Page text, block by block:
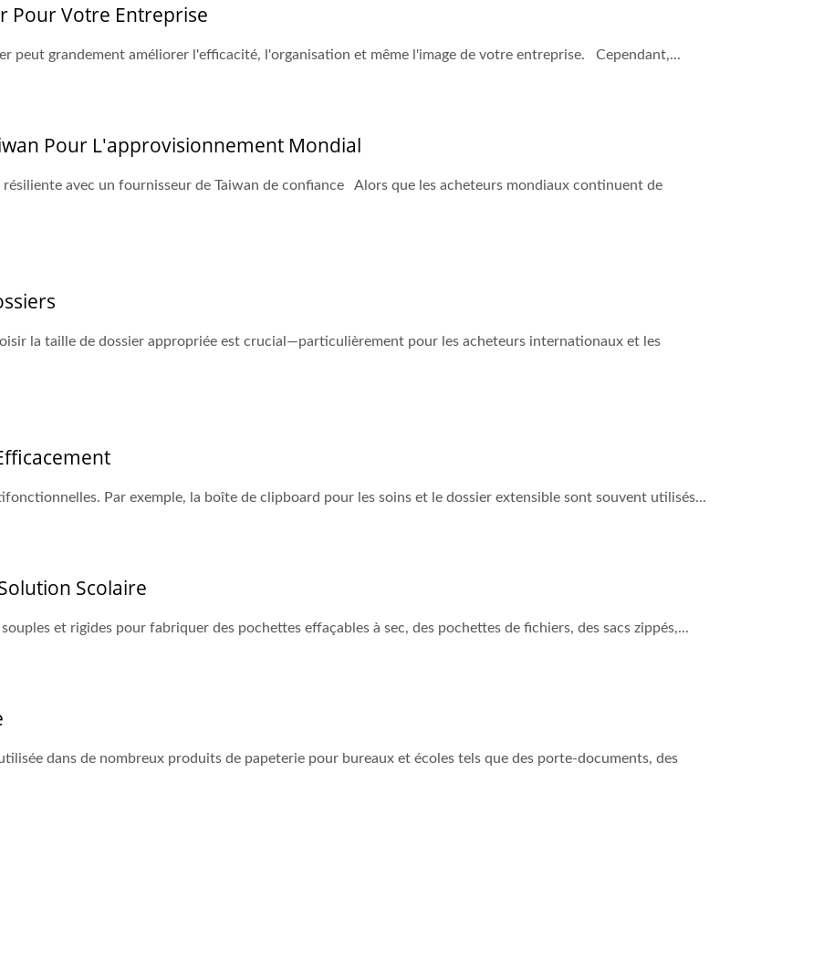
Pour Votre Entreprise
peut grandement améliorer l'efficacité, l'organisation et même l'image de votre entreprise. Cependant,...
Pour L'approvisionnement Mondial
avec un fournisseur de Taiwan de confiance Alors que les acheteurs mondiaux continuent de
la taille de dossier appropriée est crucial—particulièrement pour les acheteurs internationaux et les
Par exemple, la boîte de clipboard pour les soins et le dossier extensible sont souvent utilisés...
Scolaire
et rigides pour fabriquer des pochettes effaçables à sec, des pochettes de fichiers, des sacs zippés,...
dans de nombreux produits de papeterie pour bureaux et écoles tels que des porte-documents, des